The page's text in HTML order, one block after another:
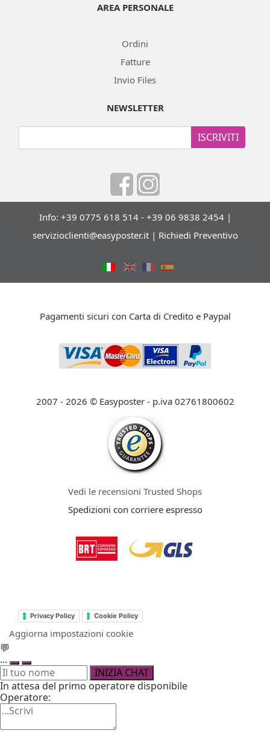
AREA PERSONALE
Ordini
Fatture
Invio Files
NEWSLETTER
ISCRIVITI
Info: +39 0775 618 514 - +39 06 9838 2454 |
servizioclienti@easyposter.it| Richiedi Preventivo
Pagamenti sicuri con Carta di Credito e Paypal
2007 - 2026 © Easyposter - p.iva 02761800602
Vedi le recensioni Trusted Shops
Spedizioni con corriere espresso
Privacy Policy Cookie Policy
Aggiorna impostazioni cookie
💬
...
INIZIA CHAT
In attesa del primo operatore disponibile
Operatore: